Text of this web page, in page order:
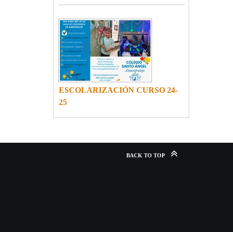
ESCOLARIZACIÓN CURSO 24-
25
BACK TO TOP